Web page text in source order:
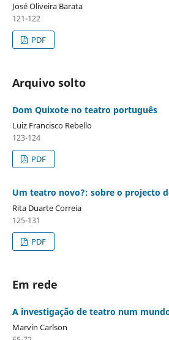
José Oliveira Barata
121-122
PDF
Arquivo solto
Dom Quixote no teatro português
Luiz Francisco Rebello
123-124
PDF
Um teatro novo?: sobre o projecto
Rita Duarte Correia
125-131
PDF
Em rede
A investigação de teatro num
Marvin Carlson